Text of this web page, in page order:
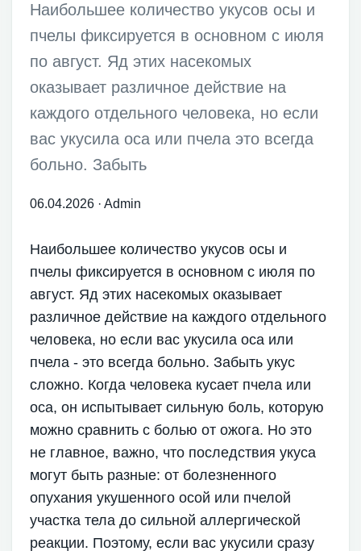
Наибольшее количество укусов осы и
пчелы фиксируется в основном с июля
по август. Яд этих насекомых
оказывает различное действие на
каждого отдельного человека, но если
вас укусила оса или пчела это всегда
больно. Забыть
06.04.2026 ·Admin
Наибольшее количество укусов осы и
пчелы фиксируется в основном с июля по
август. Яд этих насекомых оказывает
различное действие на каждого отдельного
человека, но если вас укусила оса или
пчела - это всегда больно. Забыть укус
сложно. Когда человека кусает пчела или
оса, он испытывает сильную боль, которую
можно сравнить с болью от ожога. Но это
не главное, важно, что последствия укуса
могут быть разные: от болезненного
опухания укушенного осой или пчелой
участка тела до сильной аллергической
реакции. Поэтому, если вас укусили сразу